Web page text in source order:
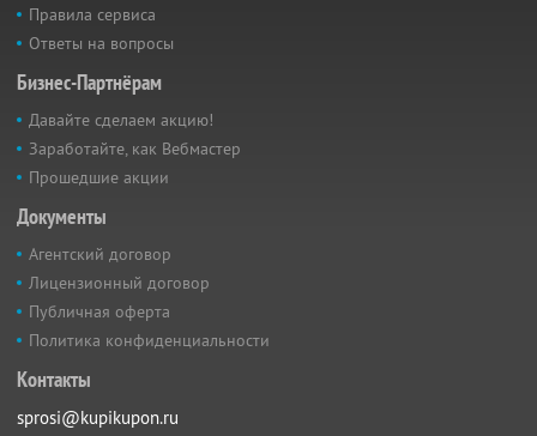
Правила сервиса
Ответы на вопросы
Бизнес-Партнёрам
Давайте сделаем акцию!
Заработайте, как Вебмастер
Прошедшие акции
Документы
Агентский договор
Лицензионный договор
Публичная оферта
Политика конфиденциальности
Контакты
sprosi@kupikupon.ru